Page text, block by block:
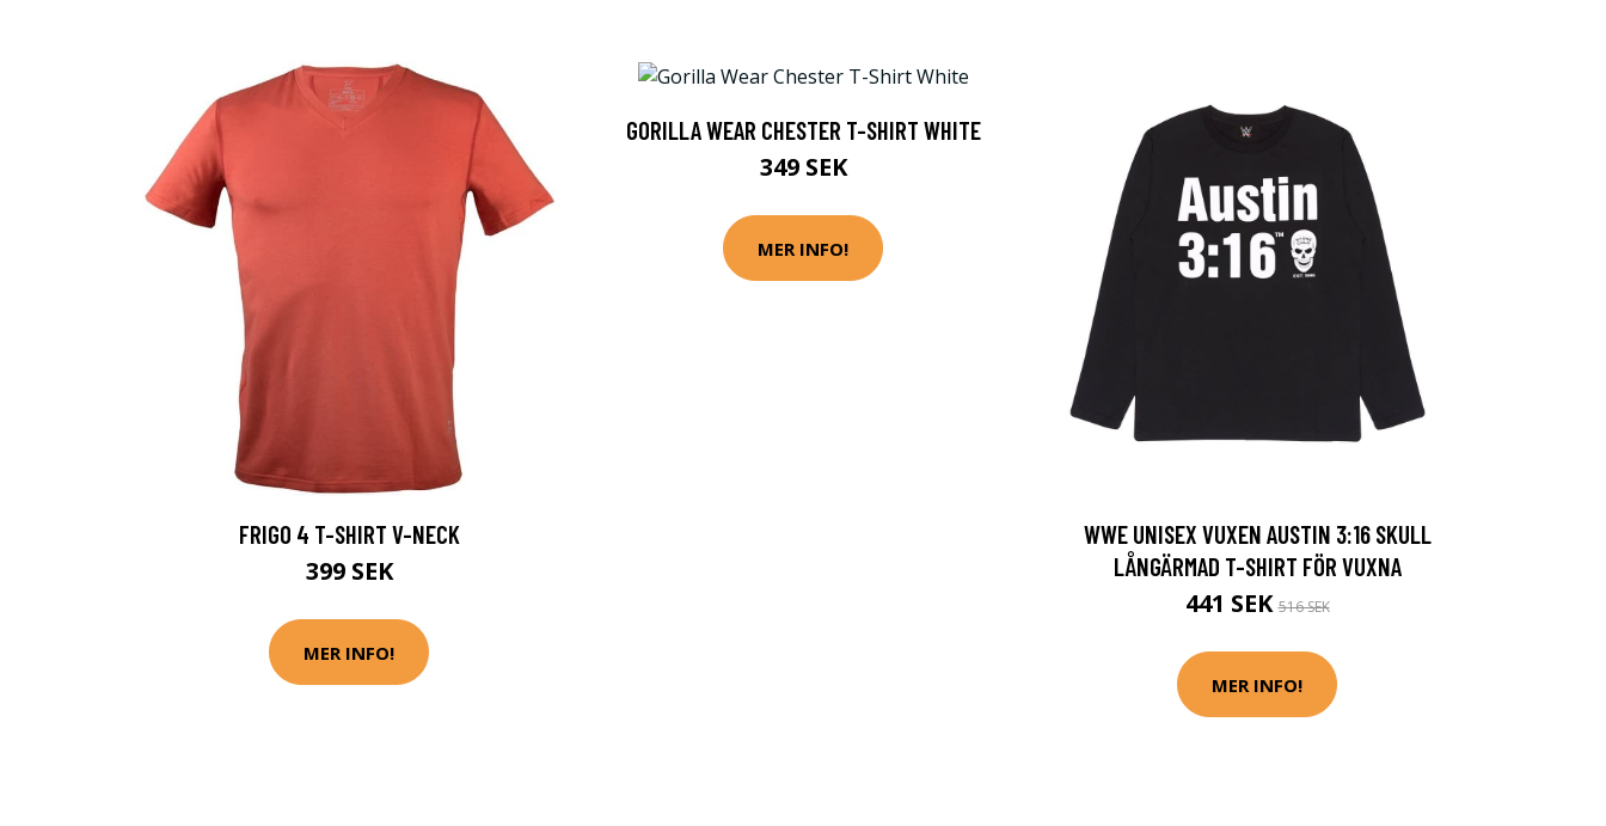
FRIGO 4 T-SHIRT V-NECK
399 SEK
MER INFO!
GORILLA WEAR CHESTER T-SHIRT WHITE
349 SEK
MER INFO!
WWE UNISEX VUXEN AUSTIN 3:16 SKULL
LÅNGÄRMAD T-SHIRT FÖR VUXNA
441 SEK516 SEK
MER INFO!